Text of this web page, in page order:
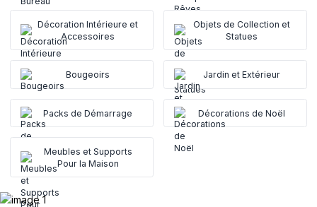
Décoration Intérieure et
Accessoires
Objets de Collection et
Statues
Bougeoirs Jardin et Extérieur
Packs de Démarrage Décorations de Noël
Meubles et Supports
Pour la Maison